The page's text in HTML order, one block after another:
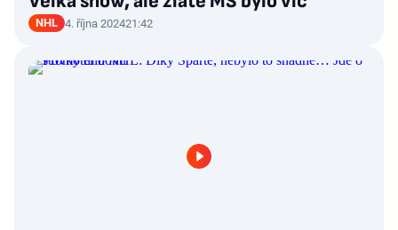
NHL 4. října 202421:42